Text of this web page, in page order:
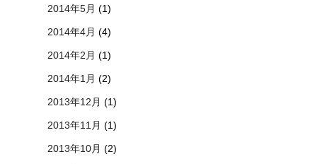
2014年5月 (1)
2014年4月 (4)
2014年2月 (1)
2014年1月 (2)
2013年12月 (1)
2013年11月 (1)
2013年10月 (2)